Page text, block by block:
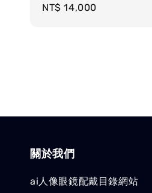
Regular
NT$ 14,000
關於我們
ai人像眼鏡配戴目錄網站